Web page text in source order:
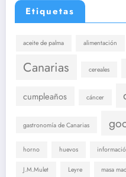
Etiquetas
aceite de palma alimentación
Canarias cereales
cumpleaños cáncer
gastronomía de Canarias
horno huevos
J.M.Mulet Leyre masa